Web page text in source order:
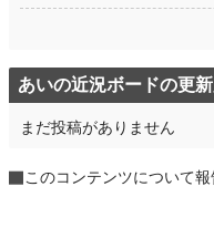
あいの近況ボードの更
まだ投稿がありません
このコンテンツについて報